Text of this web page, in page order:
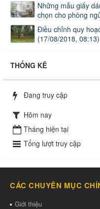
Những mẫu giấy
chọn cho phòng
Điều chỉnh quy
(17/08/2018, 08:13)
THỐNG KÊ
Đang truy cập
Hôm nay
Tháng hiện tại
Tổng lượt truy cập
CÁC CHUYÊN MỤC
Giới thiệu